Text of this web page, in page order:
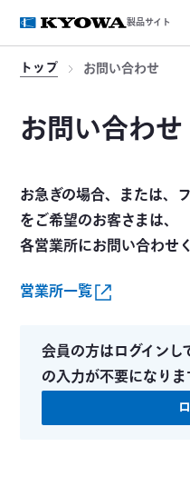
製品サイト
トップ お問い合わせ
お問い合わせ
お急ぎの場合、または、
をご希望のお客さまは、
各営業所にお問い合わせ
営業所一覧
会員の方はログイン
の入力が不要になりま